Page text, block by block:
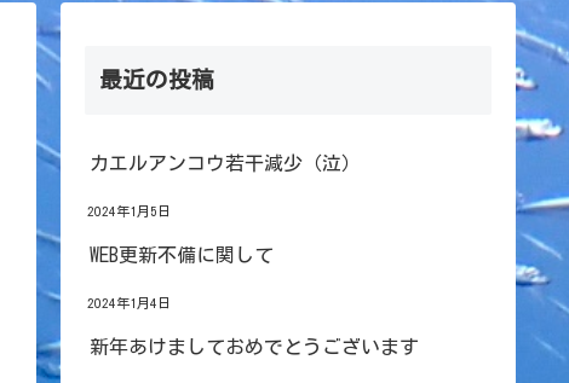
最近の投稿
カエルアンコウ若干減少（泣）
2024年1月5日
WEB更新不備に関して
2024年1月4日
新年あけましておめでとうございます